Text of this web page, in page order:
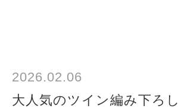
2026.02.06
大人気のツイン編み下ろし